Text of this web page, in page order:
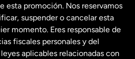
esta promoción. Nos reservamos
suspender o cancelar esta
momento. Eres responsable de
fiscales personales y del
aplicables relacionadas con